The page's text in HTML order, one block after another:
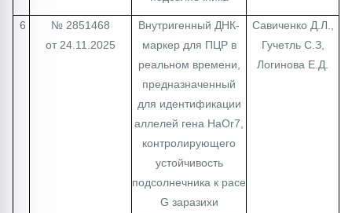
6
№ 2851468
от 24.11.2025
Внутригенный ДНК-
маркер для ПЦР в
реальном времени,
предназначенный
для идентификации
аллелей гена HaOr7,
контролирующего
устойчивость
подсолнечника к расе
G заразихи
Савиченко Д.Л.,
Гучетль С.З,
Логинова Е.Д.